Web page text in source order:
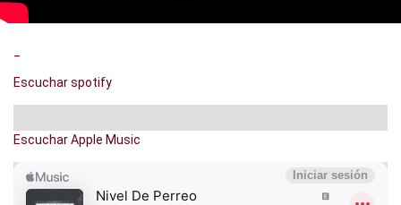
Escuchar spotify
Escuchar Apple Music